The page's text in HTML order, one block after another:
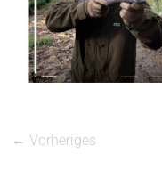
← Vorheriges